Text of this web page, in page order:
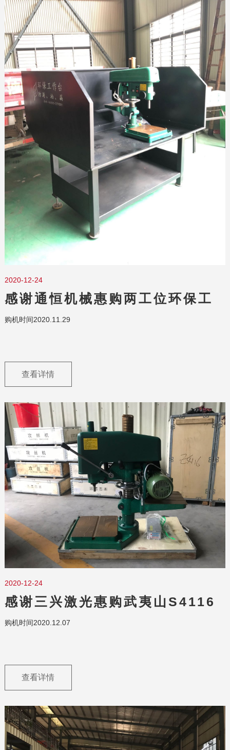
2020-12-24
感谢通恒机械惠购两工位环保工
作台带围边
购机时间2020.11.29
查看详情
2020-12-24
感谢三兴激光惠购武夷山S4116
购机时间2020.12.07
查看详情